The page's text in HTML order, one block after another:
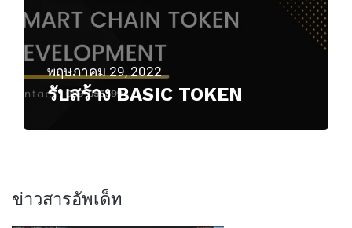
พฤษภาคม 29, 2022
รับสร้าง BASIC TOKEN
ข่าวสารอัพเด็ท